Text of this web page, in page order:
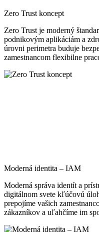
Zero Trust koncept
Zero Trust je moderný
podnikovým aplikáciám a
úrovni perimetra buduje
zamestnancom flexibilne
Moderná identita – IAM
Moderná správa identít a
digitálnom svete kľúčovú
prepojíme vašich
zákazníkov a uľahčíme im